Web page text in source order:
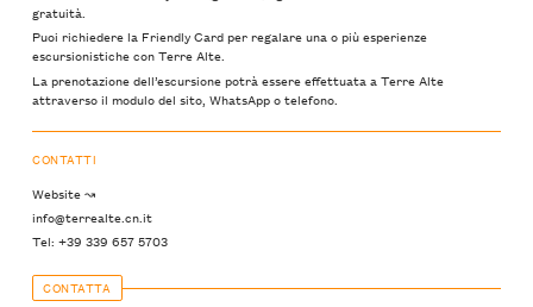
gratuità.
Puoi richiedere la Friendly Card per regalare una o più esperienze
escursionistiche con Terre Alte.
La prenotazione dell’escursione potrà essere effettuata a Terre Alte
attraverso il modulo del sito, WhatsApp o telefono.
CONTATTI
Website ↝
info@terrealte.cn.it
Tel: +39 339 657 5703
CONTATTA